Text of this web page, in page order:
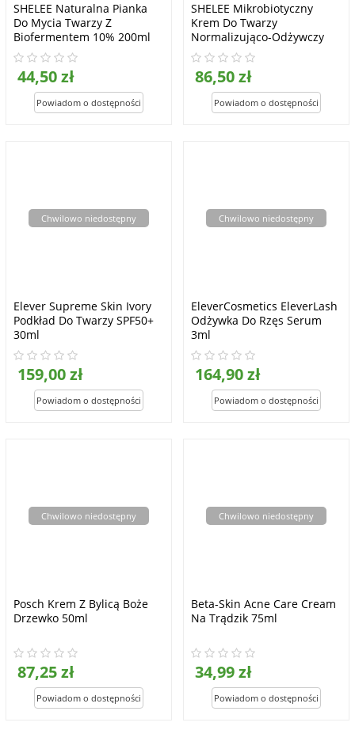
SHELEE Naturalna Pianka
Do Mycia Twarzy Z
Biofermentem 10% 200ml
44,50 zł
SHELEE Mikrobiotyczny
Krem Do Twarzy
Normalizująco-Odżywczy
50ml
86,50 zł
Chwilowo niedostępny
Elever Supreme Skin Ivory
Podkład Do Twarzy SPF50+
30ml
159,00 zł
Chwilowo niedostępny
EleverCosmetics EleverLash
Odżywka Do Rzęs Serum
3ml
164,90 zł
Chwilowo niedostępny
Posch Krem Z Bylicą Boże
Drzewko 50ml
87,25 zł
Chwilowo niedostępny
Beta-Skin Acne Care Cream
Na Trądzik 75ml
34,99 zł